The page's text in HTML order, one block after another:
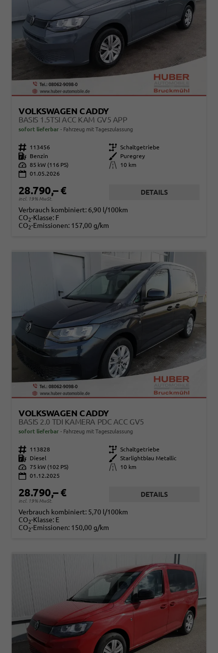
VOLKSWAGEN CADDY
BASIS 1.5TSI ACC KAM GV5 APP
sofort lieferbar Fahrzeug mit Tageszulassung
Fahrzeugnr. 113456 Getriebe Schaltgetriebe
Kraftstoff
Benzin Außenfarbe
Puregrey
Leistung 85 kW (116 PS) Kilometerstand
10 km
01.05.2026
28.790,– €
incl. 19% MwSt.
DETAILS
Verbrauch kombiniert: 6,90 l/100km
CO2-Klasse: F
CO2-Emissionen: 157,00 g/km
VOLKSWAGEN CADDY
BASIS 2.0 TDI KAMERA PDC ACC GV5
sofort lieferbar Fahrzeug mit Tageszulassung
Fahrzeugnr. 113828 Getriebe Schaltgetriebe
Kraftstoff
Diesel Außenfarbe
Starlightblau Metallic
Leistung 75 kW (102 PS) Kilometerstand
10 km
01.12.2025
28.790,– €
incl. 19% MwSt.
DETAILS
Verbrauch kombiniert: 5,70 l/100km
CO2-Klasse: E
CO2-Emissionen: 150,00 g/km